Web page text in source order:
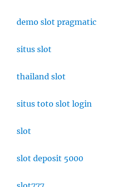
demo slot pragmatic
situs slot
thailand slot
situs toto slot login
slot
slot deposit 5000